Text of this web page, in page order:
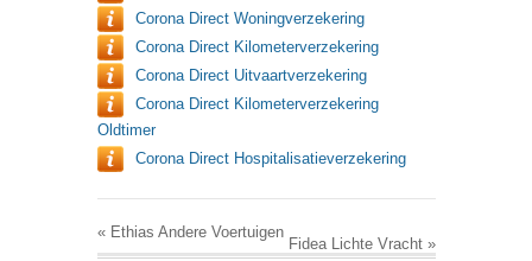
Corona Direct Woningverzekering
Corona Direct Kilometerverzekering
Corona Direct Uitvaartverzekering
Corona Direct Kilometerverzekering
Oldtimer
Corona Direct Hospitalisatieverzekering
«Ethias Andere Voertuigen
Fidea Lichte Vracht »